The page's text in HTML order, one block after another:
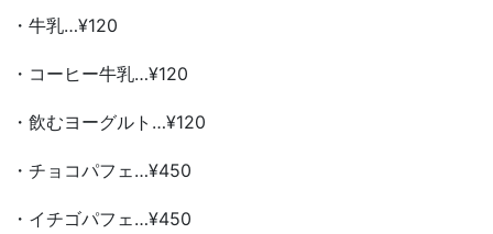
・牛乳…¥120
・コーヒー牛乳…¥120
・飲むヨーグルト…¥120
・チョコパフェ…¥450
・イチゴパフェ…¥450